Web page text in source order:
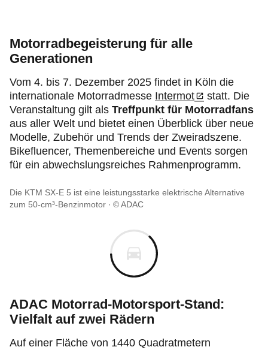
Motorradbegeisterung für alle
Generationen
Vom 4. bis 7. Dezember 2025 findet in Köln die
internationale Motorradmesse Intermot
statt. Die
Veranstaltung gilt als Treffpunkt für Motorradfans
aus aller Welt und bietet einen Überblick über neue
Modelle, Zubehör und Trends der Zweiradszene.
Bikefluencer, Themenbereiche und Events sorgen
für ein abwechslungsreiches Rahmenprogramm.
Die KTM SX-E 5 ist eine leistungsstarke elektrische Alternative
zum 50‑cm³‑Benzinmotor
© ADAC
ADAC Motorrad-Motorsport-Stand:
Vielfalt auf zwei Rädern
Auf einer Fläche von 1440 Quadratmetern